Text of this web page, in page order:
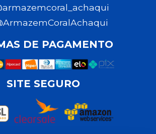
DE PAGAMENTO
SITE SEGURO